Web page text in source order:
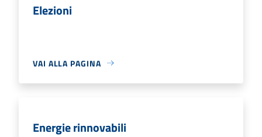
Elezioni
VAI ALLA PAGINA
Energie rinnovabili